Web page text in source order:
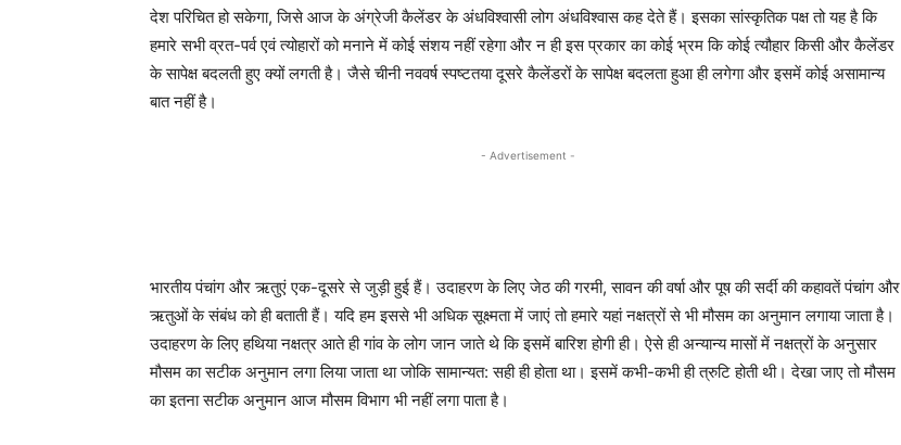
देश परिचित हो सकेगा, जिसे आज के अंग्रेजी कैलेंडर के अंधविश्वासी लोग अंधविश्वास कह देते हैं। इसका सांस्कृतिक पक्ष तो यह है कि
हमारे सभी व्रत-पर्व एवं त्योहारों को मनाने में कोई संशय नहीं रहेगा और न ही इस प्रकार का कोई भ्रम कि कोई त्यौहार किसी और कैलेंडर
के सापेक्ष बदलती हुए क्यों लगती है। जैसे चीनी नववर्ष स्पष्टतया दूसरे कैलेंडरों के सापेक्ष बदलता हुआ ही लगेगा और इसमें कोई असामान्य
बात नहीं है।
- Advertisement -
भारतीय पंचांग और ऋतुएं एक-दूसरे से जुड़ी हुई हैं। उदाहरण के लिए जेठ की गरमी, सावन की वर्षा और पूष की सर्दी की कहावतें पंचांग और
ऋतुओं के संबंध को ही बताती हैं। यदि हम इससे भी अधिक सूक्ष्मता में जाएं तो हमारे यहां नक्षत्रों से भी मौसम का अनुमान लगाया जाता है।
उदाहरण के लिए हथिया नक्षत्र आते ही गांव के लोग जान जाते थे कि इसमें बारिश होगी ही। ऐसे ही अन्यान्य मासों में नक्षत्रों के अनुसार
मौसम का सटीक अनुमान लगा लिया जाता था जोकि सामान्यत: सही ही होता था। इसमें कभी-कभी ही त्रुटि होती थी। देखा जाए तो मौसम
का इतना सटीक अनुमान आज मौसम विभाग भी नहीं लगा पाता है।